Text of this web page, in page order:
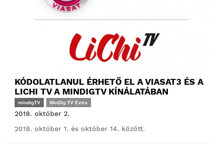
KÓDOLATLANUL ÉRHETŐ EL A VIASAT3 ÉS A
LICHI TV A MINDIGTV KÍNÁLATÁBAN
mindigTV MinDig TV Extra
2018. október 2.
2018. október 1. és október 14. között.